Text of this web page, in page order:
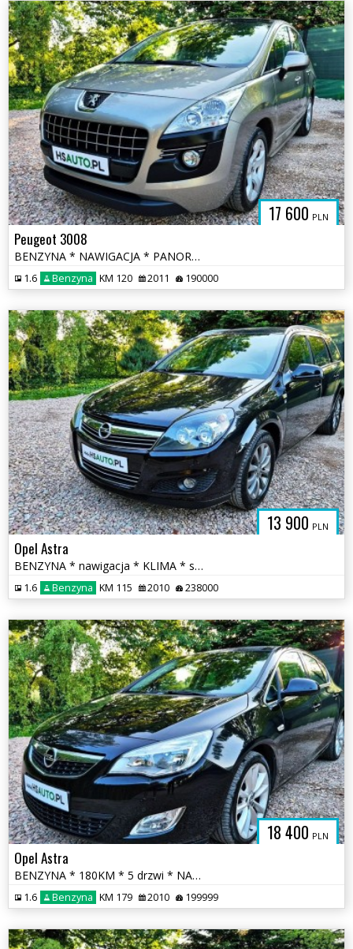
17 600 PLN
Peugeot 3008
BENZYNA * NAWIGACJA * PANORAMA * super * okazja * polecamy
1.6 Benzyna KM 120 2011 190000
13 900 PLN
Opel Astra
BENZYNA * nawigacja * KLIMA * super * okazja * POLECAMY
1.6 Benzyna KM 115 2010 238000
18 400 PLN
Opel Astra
BENZYNA * 180KM * 5 drzwi * NAWIGACJA * super * oakzja * polecamy
1.6 Benzyna KM 179 2010 199999